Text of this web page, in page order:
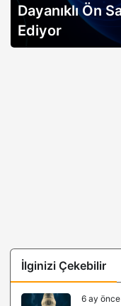
Dayanıklı Ön
Ediyor
İlginizi Çekebilir
6 ay önce